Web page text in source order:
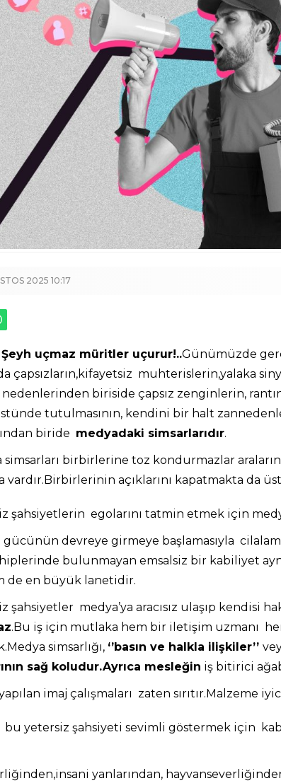
2025 10:17
Şeyh uçmaz müritler uçurur!..Günümüzde
çapsızların,kifayetsiz muhterislerin,yalaka
biriside çapsız zenginlerin,
tutulmasının, kendini bir halt
biride medyadaki simsarlarıdır.
simsarları birbirlerine toz kondurmazlar
vardır.Birbirlerinin açıklarını kapatmakta da
şahsiyetlerin egolarını tatmin etmek için
gücünün devreye girmeye başlamasıyla
bulunmayan emsalsiz bir kabiliyet
de en büyük lanetidir.
şahsiyetler medya’ya aracısız ulaşıp kendisi
.Bu iş için mutlaka hem bir iletişim uzmanı
simsarlığı, ‘’basın ve halkla ilişkiler’’
sağ koludur.Ayrıca mesleğin iş bitirici
imaj çalışmaları zaten sırıtır.Malzeme
yetersiz şahsiyeti sevimli göstermek için
yanlarından,